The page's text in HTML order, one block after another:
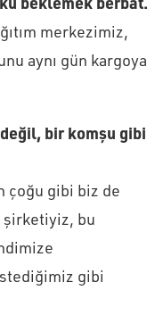
merkezimiz,
aynı gün kargoya
bir komşu gibi
gibi biz de
şirketiyiz, bu
gibi